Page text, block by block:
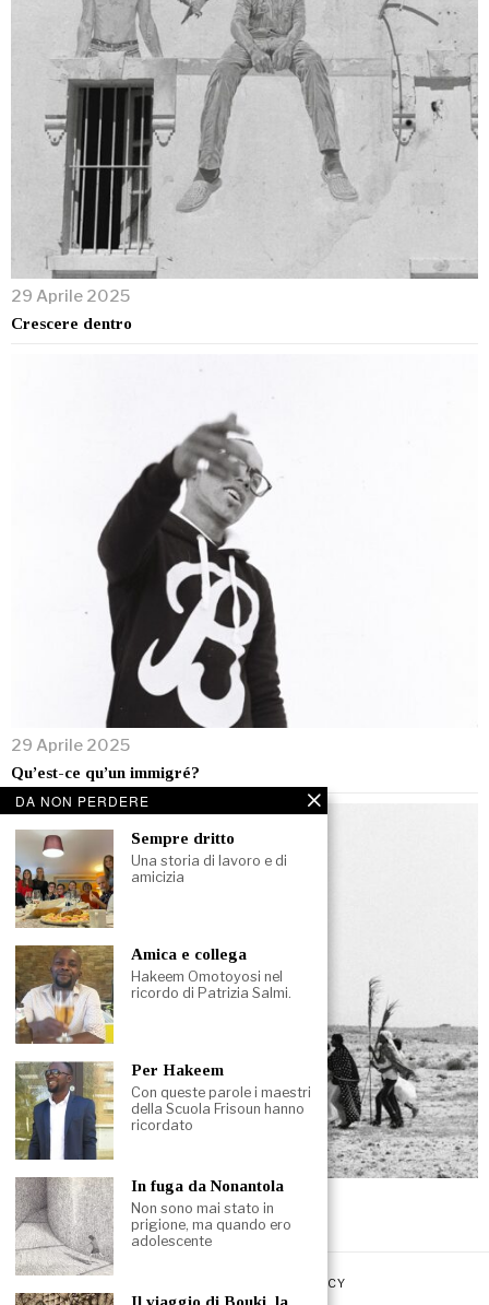
29 Aprile 2025
Crescere dentro
29 Aprile 2025
Qu’est-ce qu’un immigré?
29 Aprile 2025
In attesa della partenza
PRIVACY POLICY
DA NON PERDERE
Sempre dritto
Una storia di lavoro e di
amicizia
Amica e collega
Hakeem Omotoyosi nel
ricordo di Patrizia Salmi.
Per Hakeem
Con queste parole i maestri
della Scuola Frisoun hanno
ricordato
In fuga da Nonantola
Non sono mai stato in
prigione, ma quando ero
adolescente